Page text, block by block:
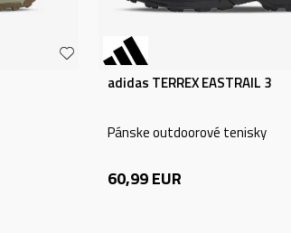
adidas TERREX EASTRAIL 3
Pánske outdoorové tenisky
60,99EUR